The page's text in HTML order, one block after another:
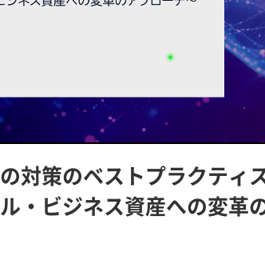
o
e
d
:
0
0
.
対策のベストプラクティ
・ビジネス資産への変革